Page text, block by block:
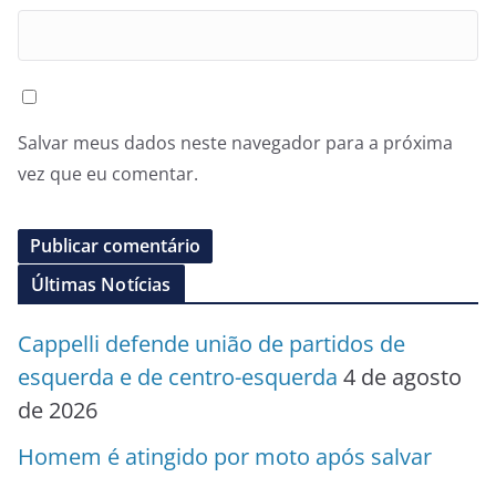
Salvar meus dados neste navegador para a próxima
vez que eu comentar.
Últimas Notícias
Cappelli defende união de partidos de
esquerda e de centro-esquerda 4 de agosto
de 2026
Homem é atingido por moto após salvar